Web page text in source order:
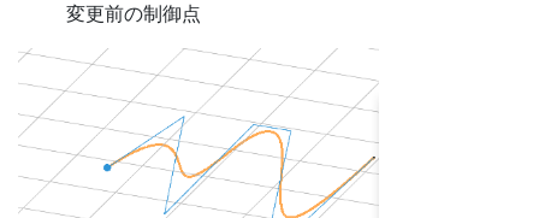
変更前の制御点